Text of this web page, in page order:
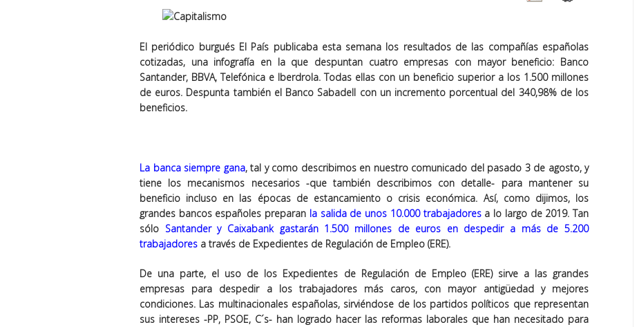
El periódico burgués El País publicaba esta semana los resultados de las compañías españolas
cotizadas, una infografía en la que despuntan cuatro empresas con mayor beneficio: Banco
Santander, BBVA, Telefónica e Iberdrola. Todas ellas con un beneficio superior a los 1.500 millones
de euros. Despunta también el Banco Sabadell con un incremento porcentual del 340,98% de los
beneficios.
La banca siempre gana, tal y como describimos en nuestro comunicado del pasado 3 de agosto, y
tiene los mecanismos necesarios -que también describimos con detalle- para mantener su
beneficio incluso en las épocas de estancamiento o crisis económica. Así, como dijimos, los
grandes bancos españoles preparan la salida de unos 10.000 trabajadoresa lo largo de 2019. Tan
sólo Santander y Caixabank gastarán 1.500 millones de euros en despedir a más de 5.200
trabajadores a través de Expedientes de Regulación de Empleo (ERE).
De una parte, el uso de los Expedientes de Regulación de Empleo (ERE) sirve a las grandes
empresas para despedir a los trabajadores más caros, con mayor antigüedad y mejores
condiciones. Las multinacionales españolas, sirviéndose de los partidos políticos que representan
sus intereses -PP, PSOE, C´s- han logrado hacer las reformas laborales que han necesitado para